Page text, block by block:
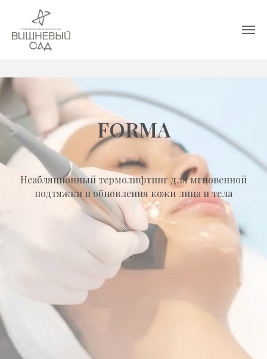
FORMA
Неабляционный термолифтинг для мгновенной
подтяжки и обновления кожи лица и тела